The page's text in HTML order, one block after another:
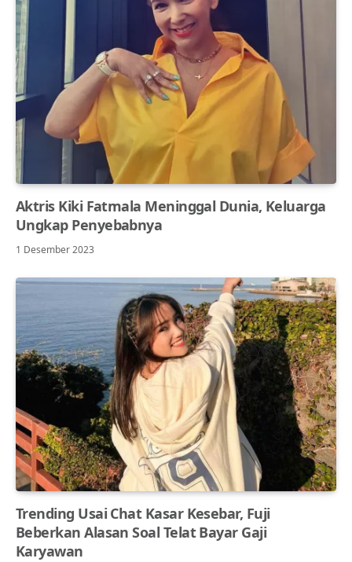
Aktris Kiki Fatmala Meninggal Dunia, Keluarga
Ungkap Penyebabnya
1 Desember 2023
Trending Usai Chat Kasar Kesebar, Fuji
Beberkan Alasan Soal Telat Bayar Gaji
Karyawan